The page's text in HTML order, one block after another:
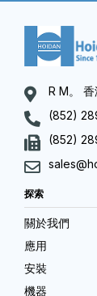
R M。
(852)
(852)
探索
關於我們
應用
安裝
機器